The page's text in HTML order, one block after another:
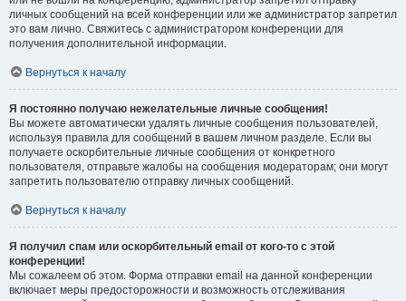
личных сообщений на всей конференции или же администратор запретил
это вам лично. Свяжитесь с администратором конференции для
получения дополнительной информации.
Вернуться к началу
Я постоянно получаю нежелательные личные сообщения!
Вы можете автоматически удалять личные сообщения пользователей,
используя правила для сообщений в вашем личном разделе. Если вы
получаете оскорбительные личные сообщения от конкретного
пользователя, отправьте жалобы на сообщения модераторам; они могут
запретить пользователю отправку личных сообщений.
Вернуться к началу
Я получил спам или оскорбительный email от кого-то с этой
конференции!
Мы сожалеем об этом. Форма отправки email на данной конференции
включает меры предосторожности и возможность отслеживания